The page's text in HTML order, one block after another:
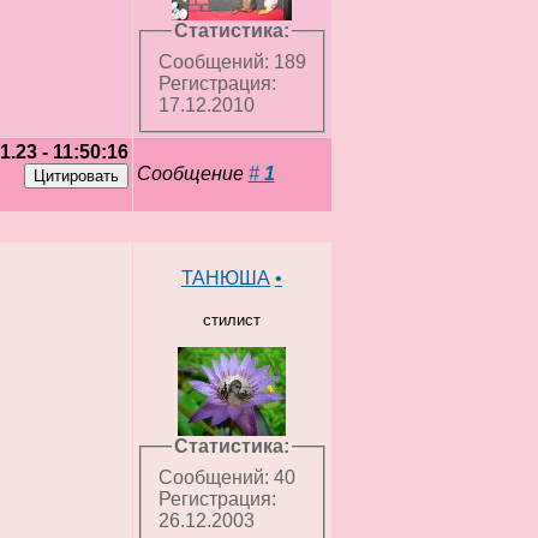
Статистика:
Сообщений: 189
Регистрация:
17.12.2010
- 11:50:16
Сообщение # 1
ТАНЮША •
стилист
Статистика:
Сообщений: 40
Регистрация:
26.12.2003